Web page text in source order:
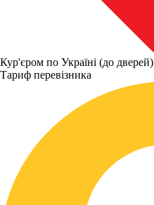
Кур'єром по Україні (до дверей)
Тариф перевізника